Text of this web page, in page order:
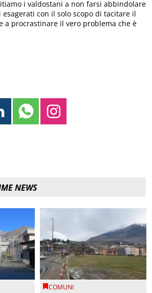
i valdostani a non farsi abbindolare
con il solo scopo di tacitare il
a procrastinare il vero problema che è
NEWS
COMUNI